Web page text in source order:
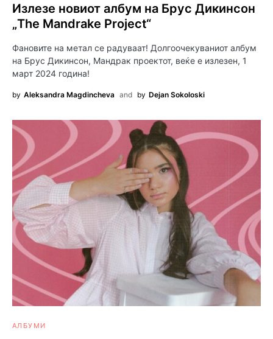
Излезе новиот албум на Брус Дикинсон
„The Mandrake Project“
Фановите на метал се радуваат! Долгоочекуваниот албум
на Брус Дикинсон, Мандрак проектот, веќе е излезен, 1
март 2024 година!
by Aleksandra Magdincheva and by Dejan Sokoloski
АЛБУМИ